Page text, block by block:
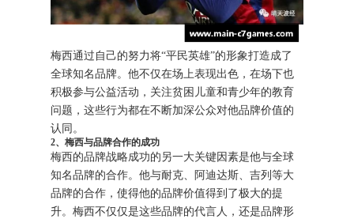
梅西通过自己的努力将“平民英雄”的形象打造成了
全球知名品牌。他不仅在场上表现出色，在场下也
积极参与公益活动，关注贫困儿童和青少年的教育
问题，这些行为都在不断加深公众对他品牌价值的
认同。
2、梅西与品牌合作的成功
梅西的品牌战略成功的另一大关键因素是他与全球
知名品牌的合作。他与耐克、阿迪达斯、吉列等大
品牌的合作，使得他的品牌价值得到了极大的提
升。梅西不仅仅是这些品牌的代言人，还是品牌形